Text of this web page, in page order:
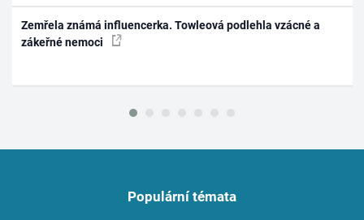
Zemřela známá influencerka. Towleová podlehla vzácné a
zákeřné nemoci
Populární témata